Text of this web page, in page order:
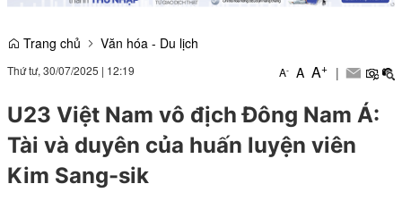
Trang chủ Văn hóa - Du lịch
Thứ tư, 30/07/2025 | 12:19 A- A A+ |
U23 Việt Nam vô địch Đông Nam Á:
Tài và duyên của huấn luyện viên
Kim Sang-sik